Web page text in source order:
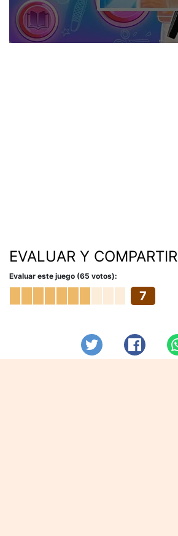
EVALUAR Y COMPARTIR
Evaluar este juego (65 votos):
7